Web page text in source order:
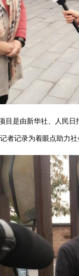
目是由新华社、人民
者记录为着眼点助力